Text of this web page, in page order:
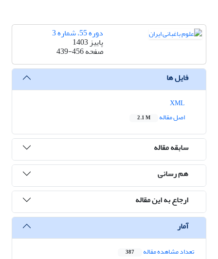
دوره 55، شماره 3
پاییز 1403
صفحه439-456
فایل ها
اصل مقاله
2.1 M
سابقه مقاله
هم رسانی
ارجاع به این مقاله
آمار
تعداد مشاهده مقاله 387